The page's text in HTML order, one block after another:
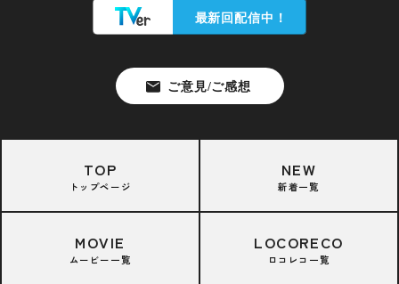
TOP
トップページ
NEW
新着一覧
MOVIE
ムービー一覧
LOCORECO
ロコレコ一覧